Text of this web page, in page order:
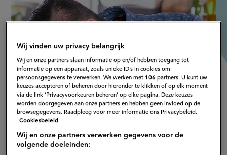
Wij vinden uw privacy belangrijk
Wij en onze partners slaan informatie op en/of hebben toegang tot
informatie op een apparaat, zoals unieke ID’s in cookies om
persoonsgegevens te verwerken. We werken met 106 partners. U kunt uw
keuzes accepteren of beheren door hieronder te klikken of op elk moment
via de link ‘Privacyvoorkeuren beheren’ op elke pagina. Deze keuzes
worden doorgegeven aan onze partners en hebben geen invloed op de
browsegegevens. Raadpleeg voor meer informatie ons Privacybeleid.
Cookiesbeleid
Wij en onze partners verwerken gegevens voor de
volgende doeleinden: